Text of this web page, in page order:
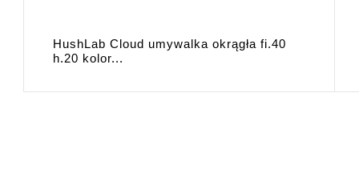
HushLab Cloud umywalka okrągła fi.40
h.20 kolor...